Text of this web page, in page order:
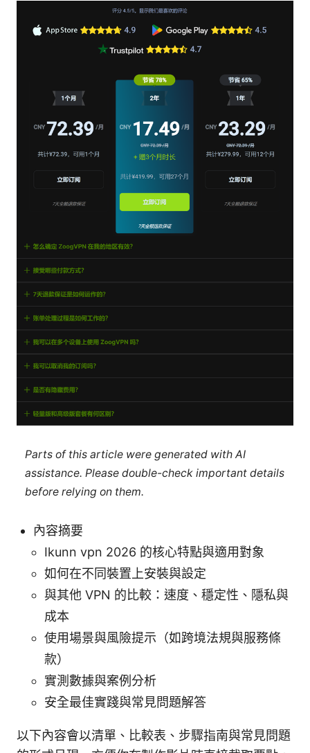
Parts of this article were generated with AI
assistance. Please double-check important details
before relying on them.
內容摘要
Ikunn vpn 2026 的核心特點與適用對象
如何在不同裝置上安裝與設定
與其他 VPN 的比較：速度、穩定性、隱私與
成本
使用場景與風險提示（如跨境法規與服務條
款）
實測數據與案例分析
安全最佳實踐與常見問題解答
以下內容會以清單、比較表、步驟指南與常見問題